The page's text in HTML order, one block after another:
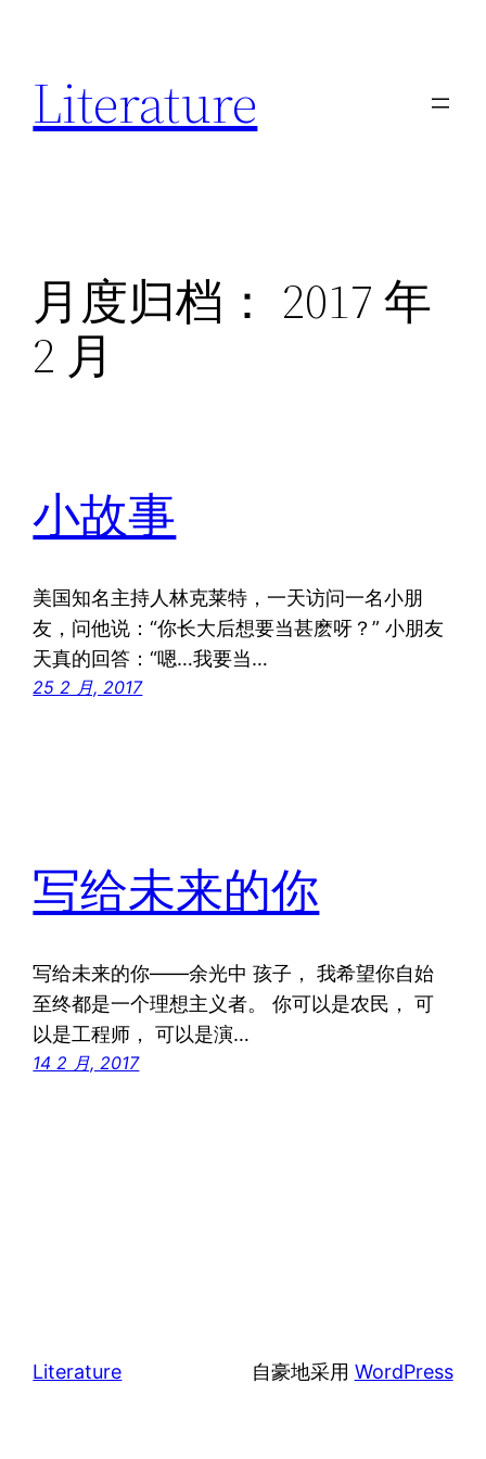
Literature
月度归档： 2017 年
2 月
小故事
美国知名主持人林克莱特，一天访问一名小朋
友，问他说：“你长大后想要当甚麽呀？” 小朋友
天真的回答：“嗯…我要当…
25 2 月, 2017
写给未来的你
写给未来的你——余光中 孩子， 我希望你自始
至终都是一个理想主义者。 你可以是农民， 可
以是工程师， 可以是演…
14 2 月, 2017
Literature 自豪地采用 WordPress